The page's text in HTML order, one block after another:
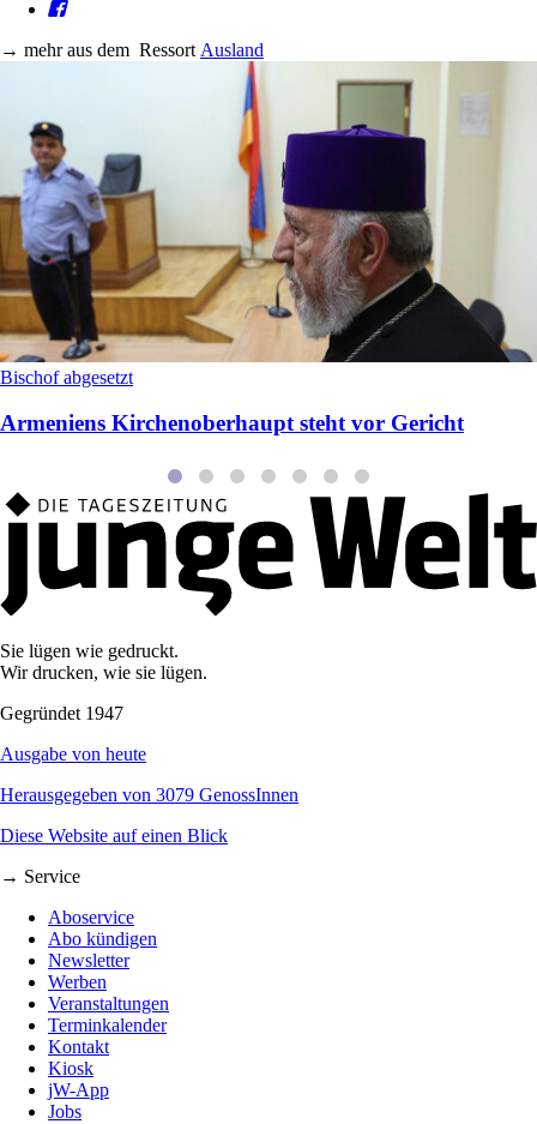
→ mehr aus dem Ressort Ausland
Bischof abgesetzt
Armeniens Kirchenoberhaupt steht vor Gericht
Sie lügen wie gedruckt.
Wir drucken, wie sie lügen.
Gegründet 1947
Ausgabe von heute
Herausgegeben von 3079 GenossInnen
Diese Website auf einen Blick
→ Service
Aboservice
Abo kündigen
Newsletter
Werben
Veranstaltungen
Terminkalender
Kontakt
Kiosk
jW-App
Jobs